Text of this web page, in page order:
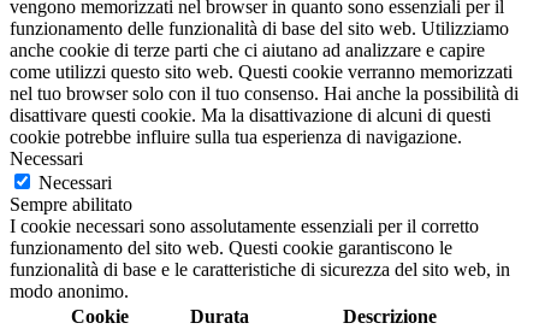
vengono memorizzati nel browser in quanto sono essenziali per il
funzionamento delle funzionalità di base del sito web. Utilizziamo
anche cookie di terze parti che ci aiutano ad analizzare e capire
come utilizzi questo sito web. Questi cookie verranno memorizzati
nel tuo browser solo con il tuo consenso. Hai anche la possibilità di
disattivare questi cookie. Ma la disattivazione di alcuni di questi
cookie potrebbe influire sulla tua esperienza di navigazione.
Necessari
Necessari
Sempre abilitato
I cookie necessari sono assolutamente essenziali per il corretto
funzionamento del sito web. Questi cookie garantiscono le
funzionalità di base e le caratteristiche di sicurezza del sito web, in
modo anonimo.
Cookie
Durata Descrizione